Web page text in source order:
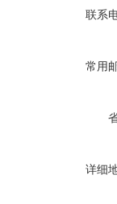
联系
常用
详细